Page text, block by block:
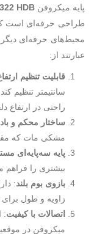
پایه میکروفن HDB
طراحی حرفه‌ای است که
محیط‌های حرفه‌ای
عبارتند از:
قابلیت تنظیم
سانتیمتر تنظیم
راحتی در ارتفاع
ساختار محکم و
مشکی مات که
پایه سه‌پایه‌ای
بیشتری را فراهم
بازوی بوم بلند
زاویه و طول
اتصالات با کیفیت:
میکروفن در